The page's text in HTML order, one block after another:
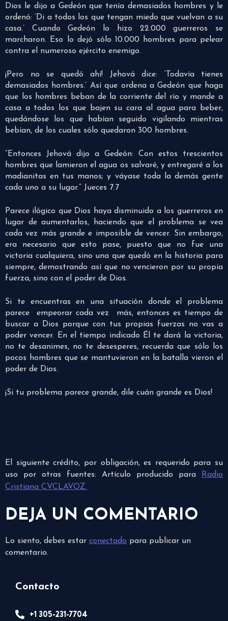
Dios le dijo a Gedeón que tenía demasiados hombres y le
ordenó: ‘Di a todos los que tengan miedo que vuelvan a su
casa.’ Cuando Gedeón lo hizo 22.000 guerreros se
marcharon. Eso lo dejó sólo 10.000 hombres para pelear
contra el numeroso ejército enemigo.
¡Pero no se quedó ahí! Jehová dice: ‘Todavía tienes
demasiados hombres.’ Así que ordena a Gedeón que haga
que los hombres beban de la corriente del río y mande a
casa a todos los que bajen su cara al agua para beber,
quedándose los que habían seguido vigilando mientras
bebían, de los cuales sólo quedaron 300 hombres.
“Entonces Jehová dijo a Gedeón: Con estos trescientos
hombres que lamieron el agua os salvaré, y entregaré a los
madianitas en tus manos; y váyase toda la demás gente
cada uno a su lugar.” Jueces 7:7
Parece ilógico que Dios haya disminuido a los guerreros en
lugar de aumentarlos, haciendo que el problema se vea
cada vez más grande e imposible de vencer. Sin embargo,
era necesario que esto pase, puesto que no fue una
victoria cualquiera, sino una que quedó en la historia para
siempre, demostrando así que no vencieron por su propia
fuerza, sino con el poder de Dios.
Si te encuentras en una situación donde el problema
parece empeorar cada vez más, entonces es tiempo de
buscar a Dios porque con tus propias fuerzas no vas a
poder vencer. En el tiempo indicado Él te dará la victoria,
no te desanimes, no te desesperes, recuerda que sólo los
pocos hombres que se mantuvieron en la batalla vieron el
poder de Dios.
¡Si tu problema parece grande, dile cuán grande es Dios!
El siguiente crédito, por obligación, es requerido para su
uso por otras fuentes: Artículo producido para Radio
Cristiana CVCLAVOZ.
DEJA UN COMENTARIO
Lo siento, debes estar conectado para publicar un
comentario.
Contacto
+1 305-231-7704